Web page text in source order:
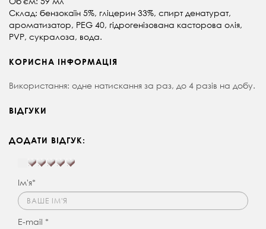
Склад: бензокаїн 5%, гліцерин 33%, спирт денатурат,
ароматизатор, PEG 40, гідрогенізована касторова олія,
PVP, сукралоза, вода.
КОРИСНА ІНФОРМАЦІЯ
Використання: одне натискання за раз, до 4 разів на добу.
ВІДГУКИ
ДОДАТИ ВІДГУК:
Ім'я*
E-mail *